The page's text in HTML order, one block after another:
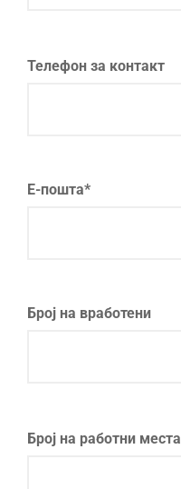
Телефон за контакт
Е-пошта*
Број на вработени
Број на работни места